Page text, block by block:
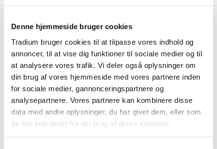
Denne hjemmeside bruger cookies
Tradium bruger cookies til at tilpasse vores indhold og
annoncer, til at vise dig funktioner til sociale medier og til
at analysere vores trafik. Vi deler også oplysninger om
din brug af vores hjemmeside med vores partnere inden
for sociale medier, gannonceringspartnere og
analysepartnere. Vores partnere kan kombinere disse
data med andre oplysninger, du har givet dem, eller som
de har indsamlet fra din brug af deres tjenester.
som f.eks. offentlige instanser (smiley-ordning,
rapport osv.) e-mærket (valgfrit), samt når eksterne
leverandører (f.eks. web/designbureauer,
kommunikationsbureau) skal arbejde med virksomhedens
digitale profilering.
Du lærer også at bidrage selvstændigt med overvejelser
om, hvorvidt der på hjemmesiden skal være f.eks.
kataloger, guider, kalender, medlemsside osv., eller om
f.eks. mail-udsendelser skal integreres på hjemmesiden -
eller der skal bruges en ekstern mail-platform.